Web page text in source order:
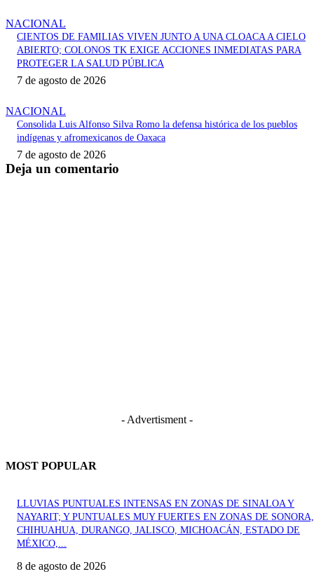
NACIONAL
CIENTOS DE FAMILIAS VIVEN JUNTO A UNA CLOACA A CIELO
ABIERTO; COLONOS TK EXIGE ACCIONES INMEDIATAS PARA
PROTEGER LA SALUD PÚBLICA
7 de agosto de 2026
NACIONAL
Consolida Luis Alfonso Silva Romo la defensa histórica de los pueblos
indígenas y afromexicanos de Oaxaca
7 de agosto de 2026
Deja un comentario
- Advertisment -
MOST POPULAR
LLUVIAS PUNTUALES INTENSAS EN ZONAS DE SINALOA Y
NAYARIT; Y PUNTUALES MUY FUERTES EN ZONAS DE SONORA,
CHIHUAHUA, DURANGO, JALISCO, MICHOACÁN, ESTADO DE
MÉXICO,...
8 de agosto de 2026